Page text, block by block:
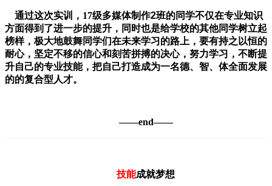
通过这次实训，17级多媒体制作2班的同学不仅在专业知识
方面得到了进一步的提升，同时也是给学校的其他同学树立起
榜样，极大地鼓舞同学们在未来学习的路上，要有持之以恒的
耐心，坚定不移的信心和刻苦拼搏的决心，努力学习，不断提
升自己的专业技能， 把自己打造成为一名德、智、体全面发展
的的复合型人才。
——end——
技能成就梦想